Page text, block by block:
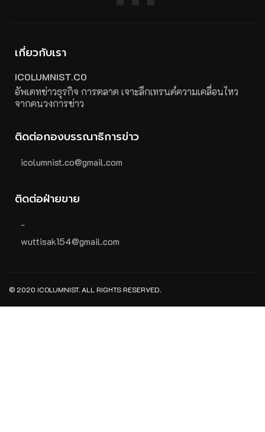
เกี่ยวกับเรา
ICOLUMNIST.CO
อัพเดทข่าวธุรกิจ การตลาด เจาะลึกเทรนด์ความเคลื่อนไหว
จากคนวงการข่าว
ติดต่อกองบรรณาธิการข่าว
icolumnist.co@gmail.com
ติดต่อฝ่ายขาย
-
wuttisak154@gmail.com
© 2020 ICOLUMNIST. ALL RIGHTS RESERVED.